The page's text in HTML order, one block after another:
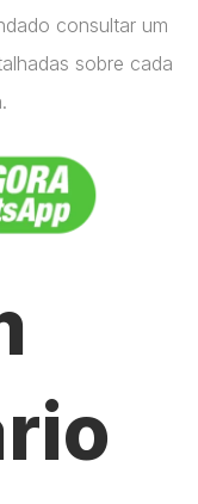
consultar um
sobre cada